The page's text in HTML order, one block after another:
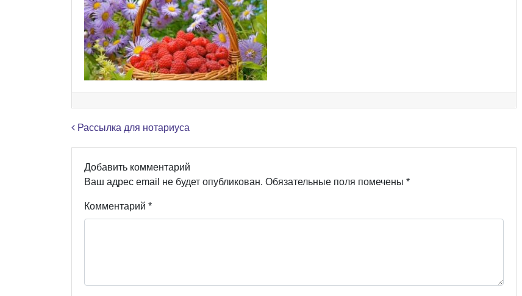
Навигация по записям
Рассылка для нотариуса
Добавить комментарий
Ваш адрес email не будет опубликован. Обязательные поля помечены *
Комментарий *